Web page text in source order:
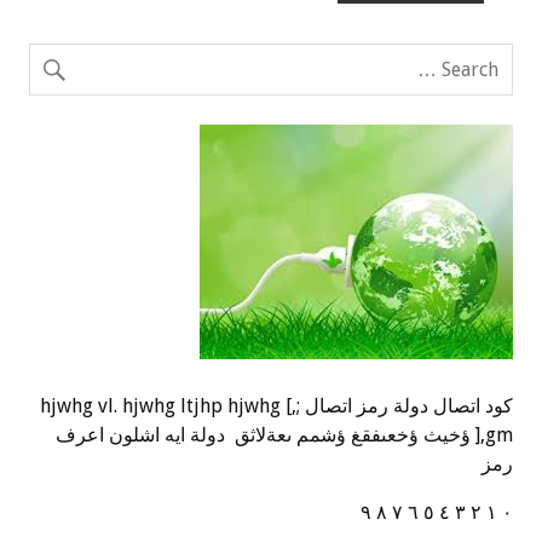
كود اتصال دولة رمز اتصال ;,] hjwhg vl. hjwhg ltjhp hjwhg
],gm ؤخيث ؤخعىفقغ ؤشمم ىعةلاثق دولة ايه اشلون اعرف
رمز
٠ ١ ٢ ٣ ٤ ٥ ٦ ٧ ٨ ٩